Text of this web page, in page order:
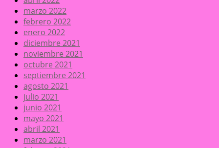
marzo 2022
febrero 2022
enero 2022
diciembre 2021
noviembre 2021
octubre 2021
septiembre 2021
agosto 2021
julio 2021
junio 2021
mayo 2021
abril 2021
marzo 2021